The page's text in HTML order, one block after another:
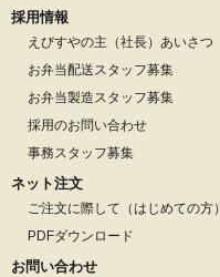
採用情報
えびすやの主（社長）あいさつ
お弁当配送スタッフ募集
お弁当製造スタッフ募集
採用のお問い合わせ
事務スタッフ募集
ネット注文
ご注文に際して（はじめての方）
PDFダウンロード
お問い合わせ